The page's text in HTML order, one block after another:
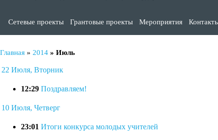
Сетевые проекты Грантовые проекты Мероприятия
Главная » 2014 » Июль
22 Июля, Вторник
12:29 Поздравляем!
10 Июля, Четверг
23:01 Итоги конкурса молодых учителей